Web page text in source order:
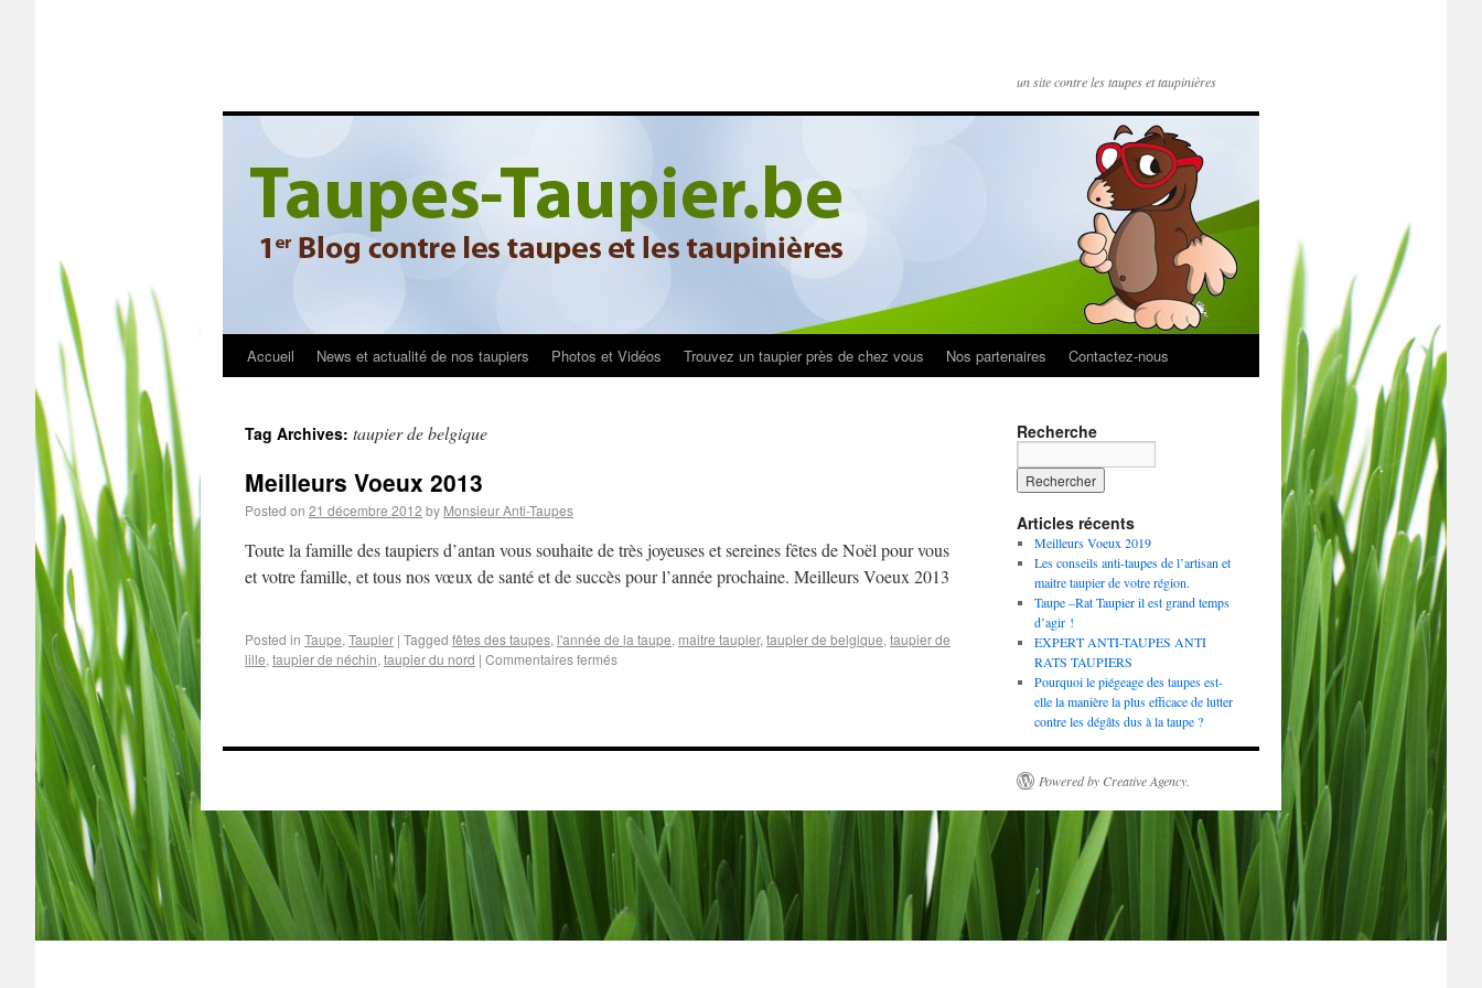
un site contre les taupes et taupinières
Accueil News et actualité de nos taupiers Photos et Vidéos Trouvez un taupier près de chez vous Nos partenaires Contactez-nous
Tag Archives: taupier de belgique
Meilleurs Voeux 2013
Posted on 21 décembre 2012 by Monsieur Anti-Taupes
Toute la famille des taupiers d’antan vous souhaite de très joyeuses et sereines fêtes de Noël pour vous
et votre famille, et tous nos vœux de santé et de succès pour l’année prochaine. Meilleurs Voeux 2013
Posted in Taupe, Taupier | Tagged fêtes des taupes, l'année de la taupe, maitre taupier, taupier de belgique, taupier de
lille, taupier de néchin, taupier du nord | Commentaires fermés
Recherche
Articles récents
Meilleurs Voeux 2019
Les conseils anti-taupes de l’artisan et
maitre taupier de votre région.
Taupe –Rat Taupier il est grand temps
d’agir !
EXPERT ANTI­-TAUPES ANTI
RATS TAUPIERS
Pourquoi le piégeage des taupes est-
elle la manière la plus efficace de lutter
contre les dégâts dus à la taupe ?
Powered by Creative Agency.